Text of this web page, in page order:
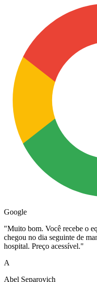
Google
"Muito bom. Você recebe o
chegou no dia seguinte de
hospital. Preço acessível."
A
Abel Separovich